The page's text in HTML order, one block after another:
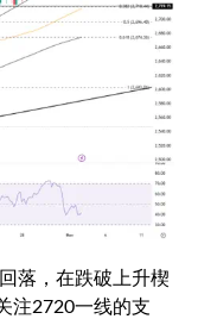
落，在跌破上升楔
注2720一线的支